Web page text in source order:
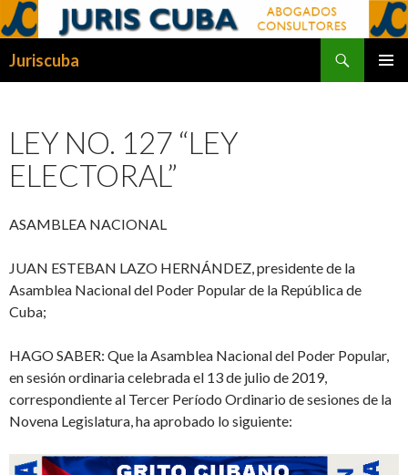
Juriscuba
LEY NO. 127 “LEY
ELECTORAL”
ASAMBLEA NACIONAL
JUAN ESTEBAN LAZO HERNÁNDEZ, presidente de la
Asamblea Nacional del Poder Popular de la República de
Cuba;
HAGO SABER: Que la Asamblea Nacional del Poder Popular,
en sesión ordinaria celebrada el 13 de julio de 2019,
correspondiente al Tercer Período Ordinario de sesiones de la
Novena Legislatura, ha aprobado lo siguiente: